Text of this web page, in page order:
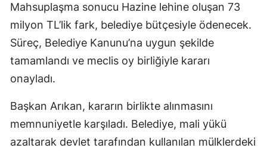
Mahsuplaşma sonucu Hazine lehine oluşan 73
milyon TL’lik fark, belediye bütçesiyle ödenecek.
Süreç, Belediye Kanunu’na uygun şekilde
tamamlandı ve meclis oy birliğiyle kararı
onayladı.
Başkan Arıkan, kararın birlikte alınmasını
memnuniyetle karşıladı. Belediye, mali yükü
azaltarak devlet tarafından kullanılan mülklerdeki